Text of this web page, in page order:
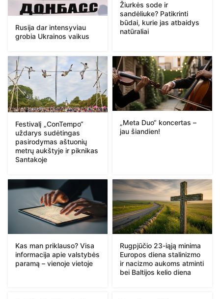
Rusija dar intensyviau
grobia Ukrainos vaikus
Žiurkės sode ir
sandėliuke? Patikrinti
būdai, kurie jas atbaidys
natūraliai
Festivalį „ConTempo“
uždarys sudėtingas
pasirodymas aštuonių
metrų aukštyje ir piknikas
Santakoje
„Meta Duo“ koncertas –
jau šiandien!
Kas man priklauso? Visa
informacija apie valstybės
paramą – vienoje vietoje
Rugpjūčio 23-iąją minima
Europos diena stalinizmo
ir nacizmo aukoms atminti
bei Baltijos kelio diena